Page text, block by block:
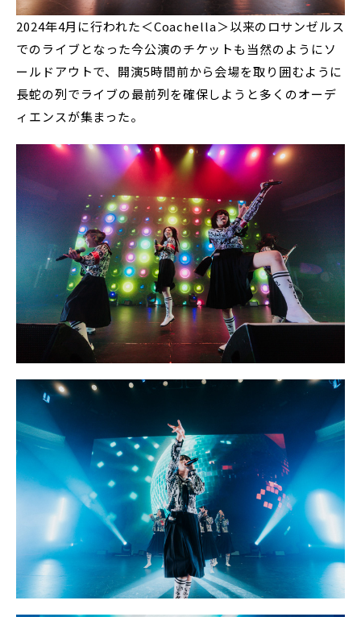
2024年4月に行われた＜Coachella＞以来のロサンゼルス
でのライブとなった今公演のチケットも当然のようにソ
ールドアウトで、開演5時間前から会場を取り囲むように
長蛇の列でライブの最前列を確保しようと多くのオーデ
ィエンスが集まった。